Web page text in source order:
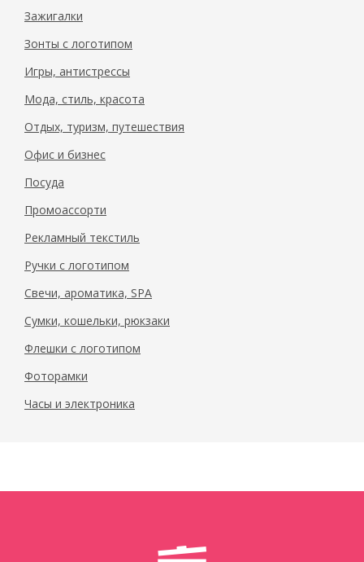
Зажигалки
Зонты с логотипом
Игры, антистрессы
Мода, стиль, красота
Отдых, туризм, путешествия
Офис и бизнес
Посуда
Промоассорти
Рекламный текстиль
Ручки с логотипом
Свечи, ароматика, SPA
Сумки, кошельки, рюкзаки
Флешки с логотипом
Фоторамки
Часы и электроника